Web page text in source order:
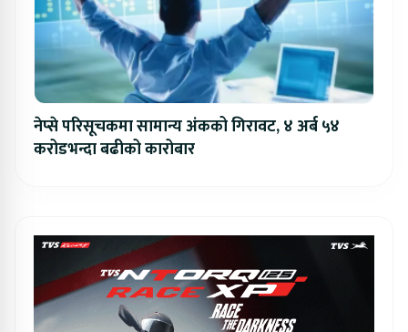
नेप्से परिसूचकमा सामान्य अंकको गिरावट, ४ अर्ब ५४
करोडभन्दा बढीको कारोबार